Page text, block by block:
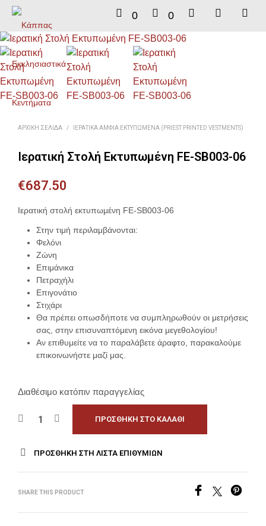
0 0
ΑΡΧΙΚΉ ΣΕΛΊΔΑ / ΙΕΡΑΤΙΚΆ ΆΜΦΙΑ ΕΚΤΥΠΩΜΈΝΑ (PRIEST PRINTED VESTMENTS)
Ιερατική Στολή Εκτυπωμένη FE-SB003-06
€687.50
Ιερατική στολή εκτυπωμένη FE-SB003-06
Στην τιμή περιλαμβάνονται:
Φελόνι
Ζώνη
Επιμάνικα
Πετραχήλι
Επιγονάτιο
Στιχάρι
Θα πρέπει οπωσδήποτε να συμπληρωθούν οι μετρήσεις
σας, στην επισυναπτόμενη εικόνα μεγεθολογίου!
Αν επιθυμείτε να το παραλάβετε άραφτο, παρακαλούμε
επικοινωνήστε μαζί μας.
Διαθέσιμο κατόπιν παραγγελίας
ΠΡΟΣΘΉΚΗ ΣΤΟ ΚΑΛΆΘΙ
ΠΡΟΣΘΉΚΗ ΣΤΗ ΛΊΣΤΑ ΕΠΙΘΥΜΙΏΝ
SHARE THIS PRODUCT